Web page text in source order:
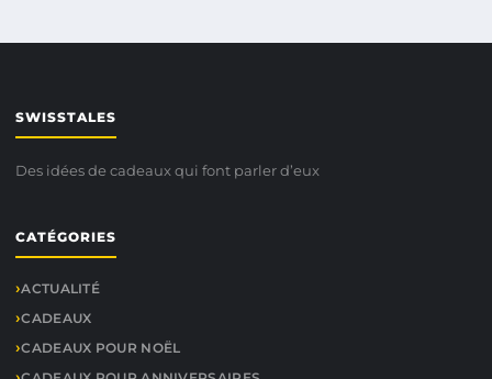
SWISSTALES
Des idées de cadeaux qui font parler d’eux
CATÉGORIES
ACTUALITÉ
CADEAUX
CADEAUX POUR NOËL